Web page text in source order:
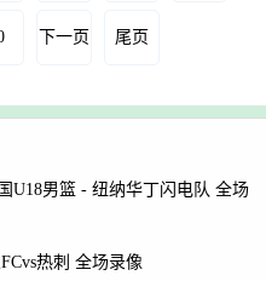
下一页 尾页
U18男篮 - 纽纳华丁闪电队 全场
热刺 全场录像